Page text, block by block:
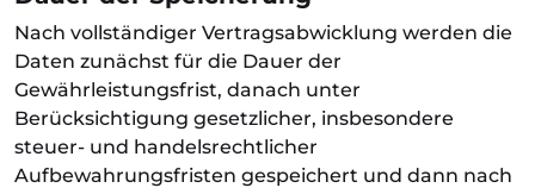
Nach vollständiger Vertragsabwicklung werden die
Daten zunächst für die Dauer der
Gewährleistungsfrist, danach unter
Berücksichtigung gesetzlicher, insbesondere
steuer- und handelsrechtlicher
Aufbewahrungsfristen gespeichert und dann nach